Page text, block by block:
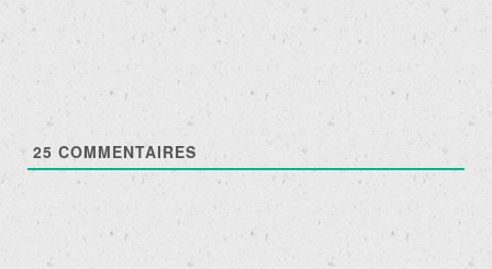
articles
25 COMMENTAIRES